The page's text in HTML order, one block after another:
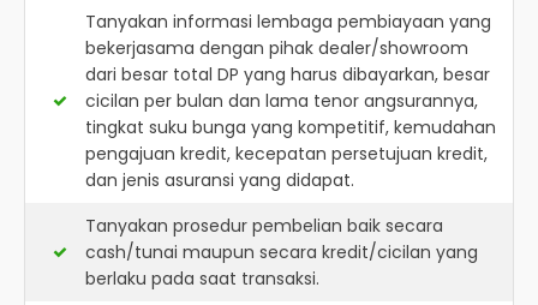
Tanyakan informasi lembaga pembiayaan yang
bekerjasama dengan pihak dealer/showroom
dari besar total DP yang harus dibayarkan, besar
cicilan per bulan dan lama tenor angsurannya,
tingkat suku bunga yang kompetitif, kemudahan
pengajuan kredit, kecepatan persetujuan kredit,
dan jenis asuransi yang didapat.
Tanyakan prosedur pembelian baik secara
cash/tunai maupun secara kredit/cicilan yang
berlaku pada saat transaksi.